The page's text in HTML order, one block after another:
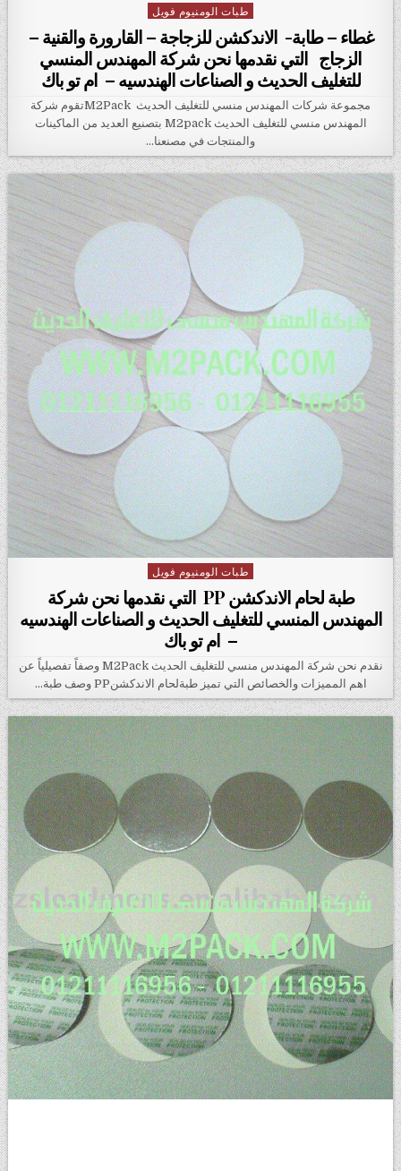
Posted in
طبات الومنيوم فويل
غطاء – طابة- الاندكشن للزجاجة – القارورة والقنية –
الزجاج التي نقدمها نحن شركة المهندس المنسي
للتغليف الحديث و الصناعات الهندسيه – ام تو باك
مجموعة شركات المهندس منسي للتغليف الحديث M2Packتقوم شركة
المهندس منسي للتغليف الحديث M2pack بتصنيع العديد من الماكينات
والمنتجات في مصنعنا…
Posted in
طبات الومنيوم فويل
طبة لحام الاندكشن PP التي نقدمها نحن شركة
المهندس المنسي للتغليف الحديث و الصناعات الهندسيه
– ام تو باك
نقدم نحن شركة المهندس منسي للتغليف الحديث M2Pack وصفاً تفصيلياً عن
اهم المميزات والخصائص التي تميز طبةلحام الاندكشنPP وصف طبة…